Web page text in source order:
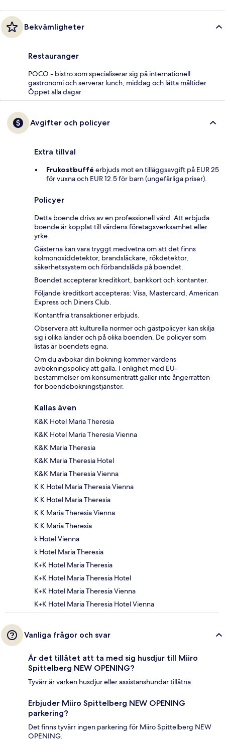
Bekvämligheter
Restauranger
POCO - bistro som specialiserar sig på internationell
gastronomi och serverar lunch, middag och lätta måltider.
Öppet alla dagar
Avgifter och policyer
Extra tillval
Frukostbuffé erbjuds mot en tilläggsavgift på EUR 25
för vuxna och EUR 12.5 för barn (ungefärliga priser).
Policyer
Detta boende drivs av en professionell värd. Att erbjuda
boende är kopplat till värdens företagsverksamhet eller
yrke.
Gästerna kan vara tryggt medvetna om att det finns
kolmonoxiddetektor, brandsläckare, rökdetektor,
säkerhetssystem och förbandslåda på boendet.
Boendet accepterar kreditkort, bankkort och kontanter.
Följande kreditkort accepteras: Visa, Mastercard, American
Express och Diners Club.
Kontantfria transaktioner erbjuds.
Observera att kulturella normer och gästpolicyer kan skilja
sig i olika länder och på olika boenden. De policyer som
listas är boendets egna.
Om du avbokar din bokning kommer värdens
avbokningspolicy att gälla. I enlighet med EU-
bestämmelser om konsumenträtt gäller inte ångerrätten
för boendebokningstjänster.
Kallas även
K&K Hotel Maria Theresia
K&K Hotel Maria Theresia Vienna
K&K Maria Theresia
K&K Maria Theresia Hotel
K&K Maria Theresia Vienna
K K Hotel Maria Theresia Vienna
K K Hotel Maria Theresia
K K Maria Theresia Vienna
K K Maria Theresia
k Hotel Vienna
k Hotel Maria Theresia
K+K Hotel Maria Theresia
K+K Hotel Maria Theresia Hotel
K+K Hotel Maria Theresia Vienna
K+K Hotel Maria Theresia Hotel Vienna
Vanliga frågor och svar
Är det tillåtet att ta med sig husdjur till Miiro
Spittelberg NEW OPENING?
Tyvärr är varken husdjur eller assistanshundar tillåtna.
Erbjuder Miiro Spittelberg NEW OPENING
parkering?
Det finns tyvärr ingen parkering för Miiro Spittelberg NEW
OPENING.